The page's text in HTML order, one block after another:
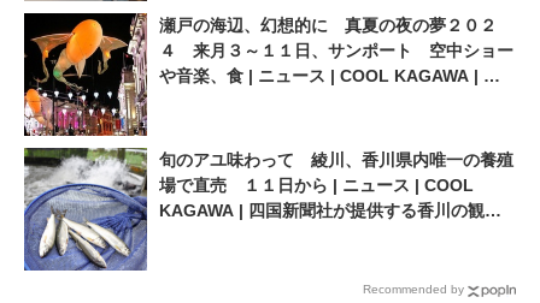
瀬戸の海辺、幻想的に 真夏の夜の夢２０２
４ 来月３～１１日、サンポート 空中ショー
や音楽、食 | ニュース | COOL KAGAWA | 四
旬のアユ味わって 綾川、香川県内唯一の養殖
場で直売 １１日から | ニュース | COOL
KAGAWA | 四国新聞社が提供する香川の観光
Recommended by